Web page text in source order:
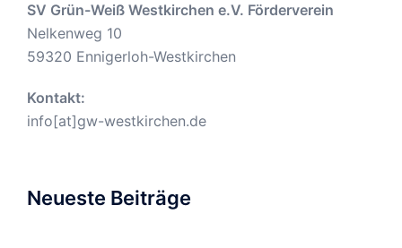
SV Grün-Weiß Westkirchen e.V. Förderverein
Nelkenweg 10
59320 Ennigerloh-Westkirchen
Kontakt:
info[at]gw-westkirchen.de
Neueste Beiträge